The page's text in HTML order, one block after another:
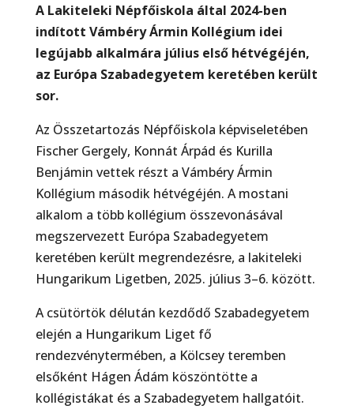
A Lakiteleki Népfőiskola által 2024-ben
indított Vámbéry Ármin Kollégium idei
legújabb alkalmára július első hétvégéjén,
az Európa Szabadegyetem keretében került
sor.
Az Összetartozás Népfőiskola képviseletében
Fischer Gergely, Konnát Árpád és Kurilla
Benjámin vettek részt a Vámbéry Ármin
Kollégium második hétvégéjén. A mostani
alkalom a több kollégium összevonásával
megszervezett Európa Szabadegyetem
keretében került megrendezésre, a lakiteleki
Hungarikum Ligetben, 2025. július 3–6. között.
A csütörtök délután kezdődő Szabadegyetem
elején a Hungarikum Liget fő
rendezvénytermében, a Kölcsey teremben
elsőként Hágen Ádám köszöntötte a
kollégistákat és a Szabadegyetem hallgatóit.